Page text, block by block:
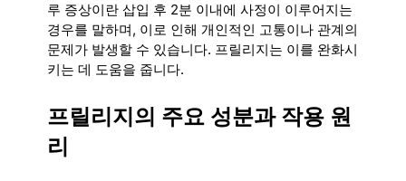
루 증상이란 삽입 후 2분 이내에 사정이 이루어지는
경우를 말하며, 이로 인해 개인적인 고통이나 관계의
문제가 발생할 수 있습니다. 프릴리지는 이를 완화시
키는 데 도움을 줍니다.
프릴리지의 주요 성분과 작용 원
리